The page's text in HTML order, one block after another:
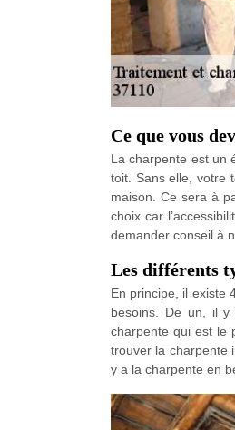
Ce que vous
La charpente est un
toit. Sans elle, votre
maison. Ce sera à
choix car
demander conseil à
Les différents
En principe, il existe
besoins. De un, il y
charpente qui est le
trouver la charpente
y a la charpente en